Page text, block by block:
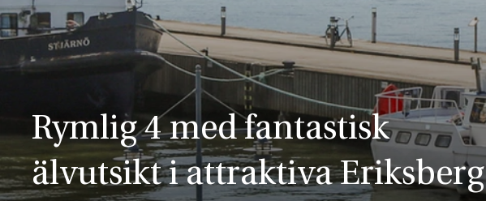
Rymlig 4 med fantastisk
älvutsikt i attraktiva Eriksberg